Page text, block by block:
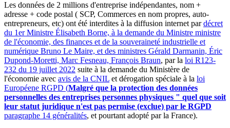
Les données de 2 millions d'entreprise indépendantes, nom +
adresse + code postal ( SCP, Commerces en nom propres, auto-
entrepreneurs, etc) ont été interdites à la diffusion internet pardécret
du 1er Ministre Élisabeth Borne, à la demande du Ministre ministre
de l'économie, des finances et de la souveraineté industrielle et
numérique Bruno Le Maire, et des ministres Gérald Darmanin, Éric
Dupond-Moretti, Marc Fesneau, François Braun, par la loi R123-
232 du 19 juillet 2022 suite à la demande du Ministère de
l'économie avec avis de la CNIL et dérogation spéciale à la loi
Européene RGPD (Malgré que la protection des données
personnelles des entreprises personnes physiques " quel que soit
leur statut juridique n'est pas permise (exclue) par le RGPD
paragraphe 14 généralités, et pourtant adopté par la France).